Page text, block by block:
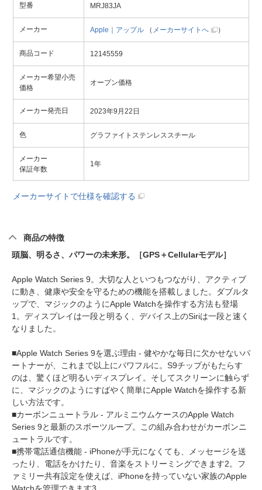
型番 MRJ83JA
メーカー Apple｜アップル （ メーカーサイトへ ）
商品コード 12145559
メーカー希望小売
価格
オープン価格
メーカー発売日 2023年9月22日
色 グラファイトステンレススチール
メーカー
保証年数
1年
メーカーサイトで仕様を確認する
商品の特徴
頭脳、明るさ、パワーの未来形。［GPS＋Cellularモデル］
Apple Watch Series 9。大切な人といつもつながり、アクティブ
に動き、健康や安全を守るための機能を搭載しました。ダブルタ
ップで、マジックのようにApple Watchを操作する方法も登場
1 。ディスプレイは一段と明るく、デバイス上のSiriは一段と速く
なりました。
■Apple Watch Series 9を選ぶ理由 - 健やかな毎日に欠かせないパ
ートナーが、これまで以上にパワフルに。S9チップがもたらす
のは、驚くほど明るいディスプレイ。そしてスクリーンに触らず
に、マジックのようにすばやく簡単にApple Watchを操作する新
しい方法です。
■カーボンニュートラル - アルミニウムケースのApple Watch
Series 9と最新のスポーツループ。この組み合わせがカーボンニ
ュートラルです。
■携帯電話通信機能 - iPhoneが手元になくても、メッセージを送
ったり、電話をかけたり、音楽をストリーミングできます2。フ
ァミリー共有設定を使えば、iPhoneを持っていない家族のApple